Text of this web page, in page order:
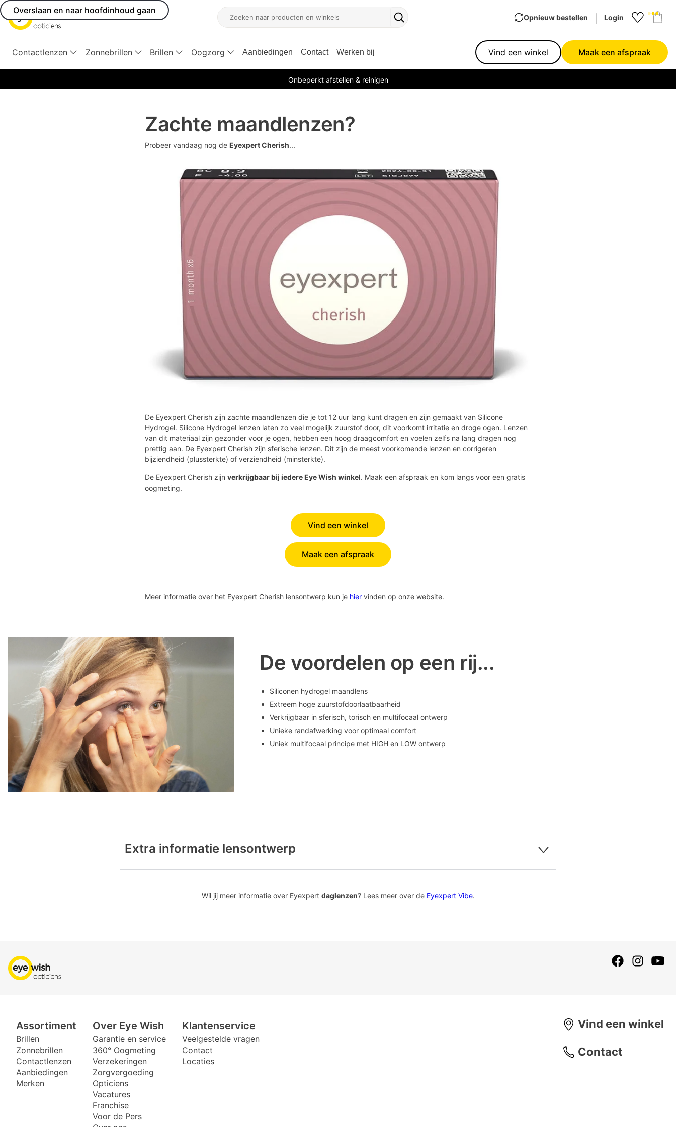
Overslaan en naar hoofdinhoud gaan
Zoeken
Zoekknop
Opnieuw bestellen Login
Contactlenzen Zonnebrillen Brillen Oogzorg Aanbiedingen Contact Werken bij Vind een winkel Maak een afspraak
Onbeperkt afstellen & reinigen
Zachte maandlenzen?
Probeer vandaag nog de Eyexpert Cherish...
De Eyexpert Cherish zijn zachte maandlenzen die je tot 12 uur lang kunt dragen en zijn gemaakt van Silicone
Hydrogel. Silicone Hydrogel lenzen laten zo veel mogelijk zuurstof door, dit voorkomt irritatie en droge ogen. Lenzen
van dit materiaal zijn gezonder voor je ogen, hebben een hoog draagcomfort en voelen zelfs na lang dragen nog
prettig aan. De Eyexpert Cherish zijn sferische lenzen. Dit zijn de meest voorkomende lenzen en corrigeren
bijziendheid (plussterkte) of verziendheid (minsterkte).
De Eyexpert Cherish zijn verkrijgbaar bij iedere Eye Wish winkel. Maak een afspraak en kom langs voor een gratis
oogmeting.
Vind een winkel
Maak een afspraak
Meer informatie over het Eyexpert Cherish lensontwerp kun je hier vinden op onze website.
De voordelen op een rij...
Siliconen hydrogel maandlens
Extreem hoge zuurstofdoorlaatbaarheid
Verkrijgbaar in sferisch, torisch en multifocaal ontwerp
Unieke randafwerking voor optimaal comfort
Uniek multifocaal principe met HIGH en LOW ontwerp
Extra informatie lensontwerp
De speciaal door ons ontwikkelde materiaal- en oppervlaktetechnologieën zorgen voor een hoog draagcomfort en dat de
De MeniSilk™ technologiezorgt voor een materiaal met ultrahoge Dk/t en een uitstekende hydratatie.
Wil jij meer informatie over Eyexpert daglenzen? Lees meer over de Eyexpert Vibe.
Assortiment
Brillen
Zonnebrillen
Contactlenzen
Aanbiedingen
Merken
Over Eye Wish
Garantie en service
360° Oogmeting
Verzekeringen
Zorgvergoeding
Opticiens
Vacatures
Franchise
Voor de Pers
Klantenservice
Veelgestelde vragen
Contact
Locaties
Vind een winkel
Contact